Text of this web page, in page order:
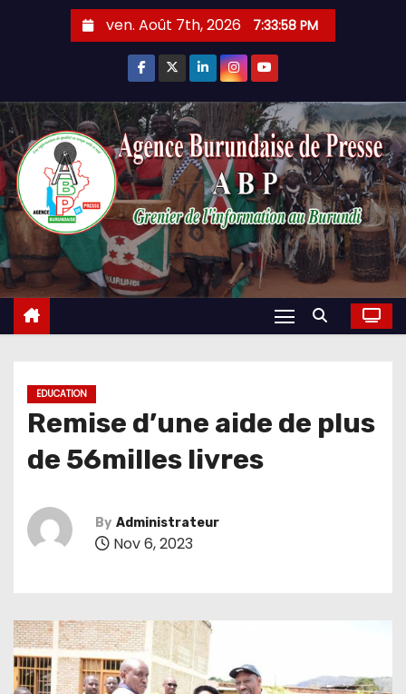
ven. Août 7th, 2026 7:33:59 PM
EDUCATION
Remise d’une aide de plus
de 56milles livres
By Administrateur
Nov 6, 2023